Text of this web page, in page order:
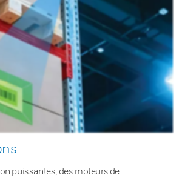
puissantes, des moteurs de